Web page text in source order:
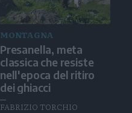
MONTAGNA
Presanella, meta
classica che resiste
nell'epoca del ritiro
dei ghiacci
FABRIZIO TORCHIO